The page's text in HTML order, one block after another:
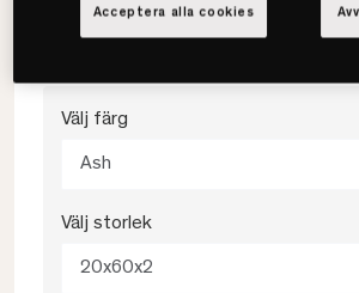
• Faner el lackad
• Flera färger
Välj färg
Ash
Välj storlek
20x60x2
Acceptera alla cookies